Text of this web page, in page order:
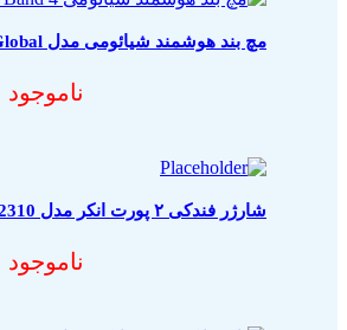
مچ بند هوشمند شیائومی مدل Mi Band 4 Global
ناموجود
شارژر فندکی ۲ پورت انکر مدل A2310
ناموجود